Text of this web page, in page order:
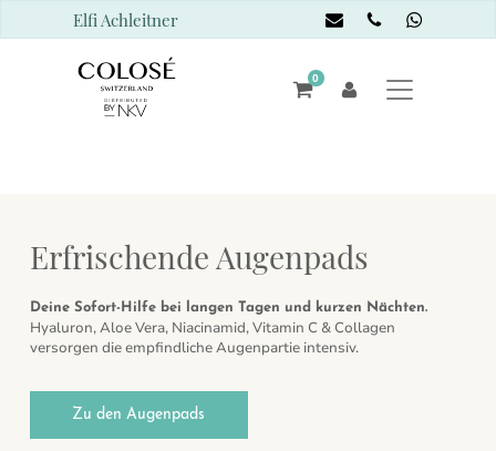
Elfi Achleitner
0
Erfrischende Augenpads
Deine Sofort-Hilfe bei langen Tagen und kurzen Nächten.
Hyaluron, Aloe Vera, Niacinamid, Vitamin C & Collagen
versorgen die empfindliche Augenpartie intensiv.
Zu den Augenpads